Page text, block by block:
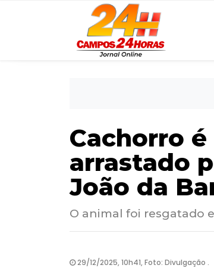
Cachorro
arrastado
João da
O animal foi resgatado
29/12/2025, 10h41, Foto: Divulgação .